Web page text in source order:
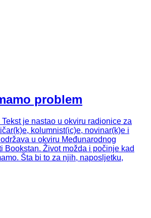
problem
je nastao u okviru radionice za
kolumnist(ic)e, novinar(k)e i
u okviru Međunarodnog
Bookstan. Život možda i počinje kad
Šta bi to za njih, naposljetku,